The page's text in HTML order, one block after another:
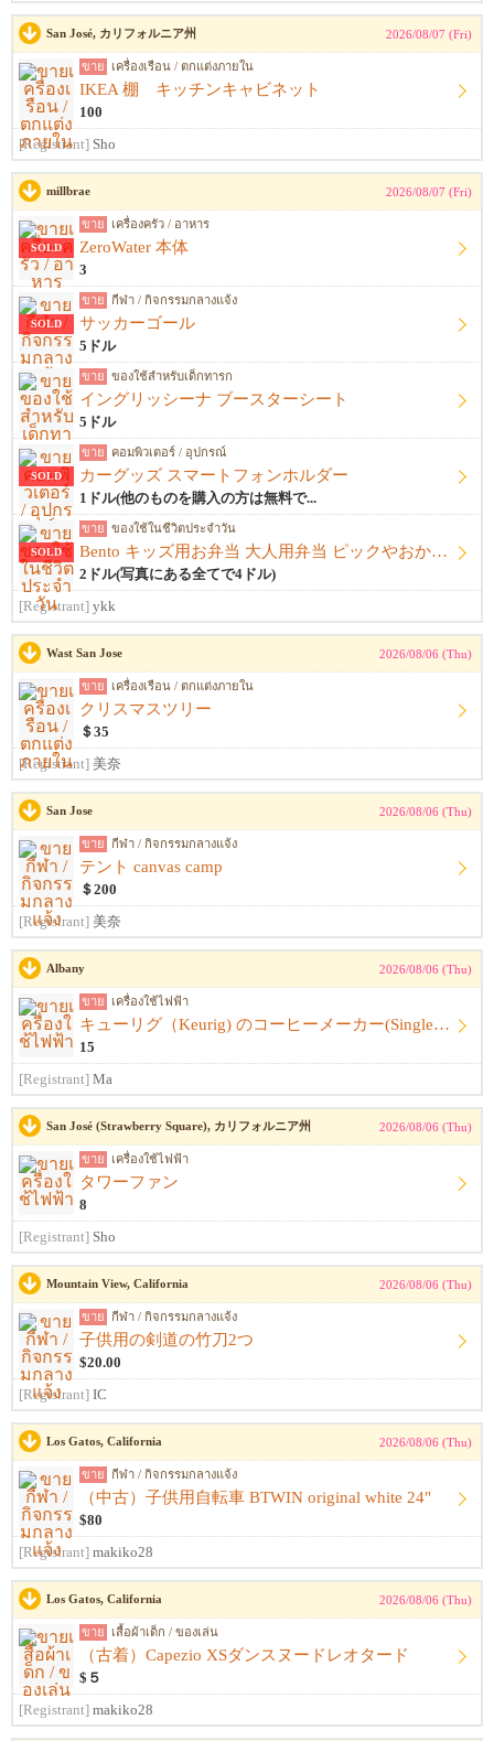
San José, カリフォルニア州 2026/08/07 (Fri)
ขาย เครื่องเรือน / ตกแต่งภายใน
IKEA 棚 キッチンキャビネット
100
[Registrant] Sho
millbrae 2026/08/07 (Fri)
SOLD
ขาย เครื่องครัว / อาหาร
ZeroWater 本体
3
SOLD
ขาย กีฬา / กิจกรรมกลางแจ้ง
サッカーゴール
5ドル
ขาย ของใช้สำหรับเด็กทารก
イングリッシーナ ブースターシート
5ドル
SOLD
ขาย คอมพิวเตอร์ / อุปกรณ์
カーグッズ スマートフォンホルダー
1ドル(他のものを購入の方は無料で...
SOLD
ขาย ของใช้ในชีวิตประจำวัน
Bento キッズ用お弁当 大人用弁当 ピックやおかずカップ他
2ドル(写真にある全てで4ドル)
[Registrant] ykk
Wast San Jose 2026/08/06 (Thu)
ขาย เครื่องเรือน / ตกแต่งภายใน
クリスマスツリー
＄35
[Registrant] 美奈
San Jose 2026/08/06 (Thu)
ขาย กีฬา / กิจกรรมกลางแจ้ง
テント canvas camp
＄200
[Registrant] 美奈
Albany 2026/08/06 (Thu)
ขาย เครื่องใช้ไฟฟ้า
キューリグ（Keurig) のコーヒーメーカー(Single Serve Coffee) Maker
15
[Registrant] Ma
San José (Strawberry Square), カリフォルニア州 2026/08/06 (Thu)
ขาย เครื่องใช้ไฟฟ้า
タワーファン
8
[Registrant] Sho
Mountain View, California 2026/08/06 (Thu)
ขาย กีฬา / กิจกรรมกลางแจ้ง
子供用の剣道の竹刀2つ
$20.00
[Registrant] IC
Los Gatos, California 2026/08/06 (Thu)
ขาย กีฬา / กิจกรรมกลางแจ้ง
（中古）子供用自転車 BTWIN original white 24"
$80
[Registrant] makiko28
Los Gatos, California 2026/08/06 (Thu)
ขาย เสื้อผ้าเด็ก / ของเล่น
（古着）Capezio XSダンスヌードレオタード
$５
[Registrant] makiko28